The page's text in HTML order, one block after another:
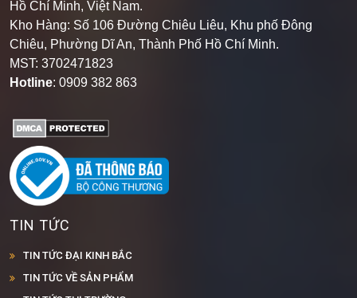
Hồ Chí Minh, Việt Nam.
Kho Hàng: Số 106 Đường Chiêu Liêu, Khu phố Đông
Chiêu, Phường Dĩ An, Thành Phố Hồ Chí Minh.
MST: 3702471823
Hotline: 0909 382 863
TIN TỨC
TIN TỨC ĐẠI KINH BẮC
TIN TỨC VỀ SẢN PHẨM